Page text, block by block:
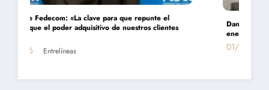
Daniel Montamat: «Todavía pagamos el costo del populismo
energético con los cortes de gas»
01/07/2026